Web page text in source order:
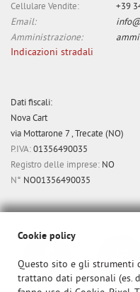
Cellulare Vendite:
+39
Email:
Amministrazione:
Indicazioni stradali
Dati fiscali:
Nova Cart
via Mottarone 7 , Trecate (NO)
P.IVA:01356490035
Registro delle imprese: NO
N° NO01356490035
Cookie policy
Questo sito e gli strumenti
trattano dati personali (es.